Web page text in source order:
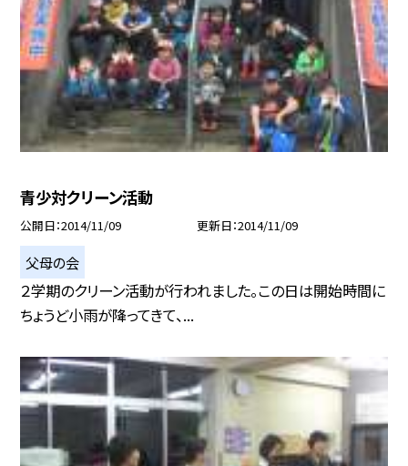
青少対クリーン活動
公開日 2014/11/09 更新日 2014/11/09
父母の会
２学期のクリーン活動が行われました。この日は開始時間に
ちょうど小雨が降ってきて、...